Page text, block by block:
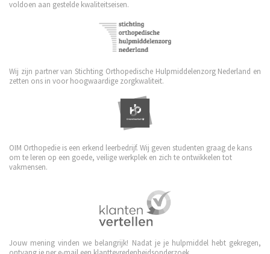
voldoen aan gestelde kwaliteitseisen.
Wij zijn partner van Stichting Orthopedische Hulpmiddelenzorg Nederland en
zetten ons in voor hoogwaardige zorgkwaliteit.
OIM Orthopedie is een erkend leerbedrijf. Wij geven studenten graag de kans
om te leren op een goede, veilige werkplek en zich te ontwikkelen tot
vakmensen.
Jouw mening vinden we belangrijk! Nadat je je hulpmiddel hebt gekregen,